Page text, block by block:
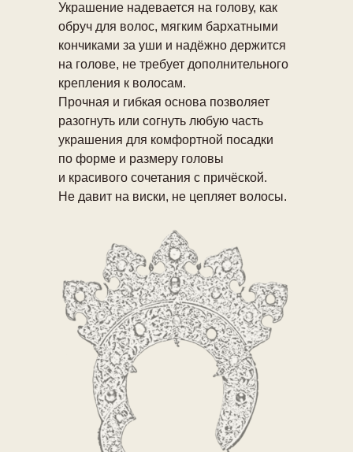
Украшение надевается на голову, как
обруч для волос, мягким бархатными
кончиками за уши и надёжно держится
на голове, не требует дополнительного
крепления к волосам.
Прочная и гибкая основа позволяет
разогнуть или согнуть любую часть
украшения для комфортной посадки
по форме и размеру головы
и красивого сочетания с причёской.
Не давит на виски, не цепляет волосы.